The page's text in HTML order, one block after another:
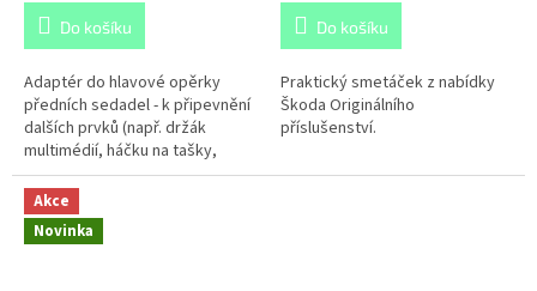
Do košíku
Adaptér do hlavové opěrky
předních sedadel - k připevnění
dalších prvků (např. držák
multimédií, háčku na tašky,
ramínko na sako...) Omezení:
Smart Holder adaptér nelze
použít...
Do košíku
Praktický smetáček z nabídky
Škoda Originálního
příslušenství.
Akce
Novinka